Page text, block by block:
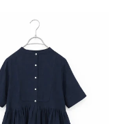
格